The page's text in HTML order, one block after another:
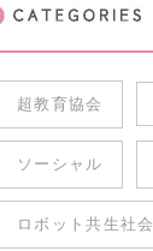
超教育協会
ソーシャル
ロボット共生社会